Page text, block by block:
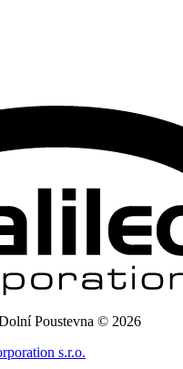
Poustevna © 2026
s.r.o.